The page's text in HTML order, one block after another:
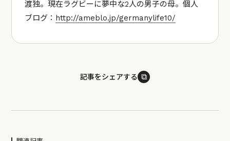
渡独。現在ラグビーに夢中な2人の男子の母。個人
ブログ： http://ameblo.jp/germanylife10/
記事をシェアする ⧉